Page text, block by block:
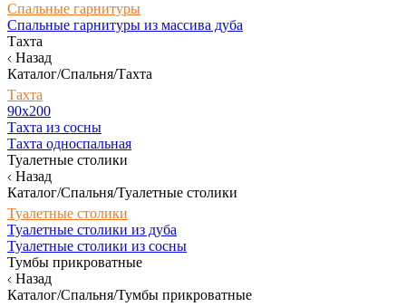
Спальные гарнитуры
Спальные гарнитуры из массива дуба
Тахта
Назад
Каталог/Спальня/Тахта
Тахта
90х200
Тахта из сосны
Тахта односпальная
Туалетные столики
Назад
Каталог/Спальня/Туалетные столики
Туалетные столики
Туалетные столики из дуба
Туалетные столики из сосны
Тумбы прикроватные
Назад
Каталог/Спальня/Тумбы прикроватные